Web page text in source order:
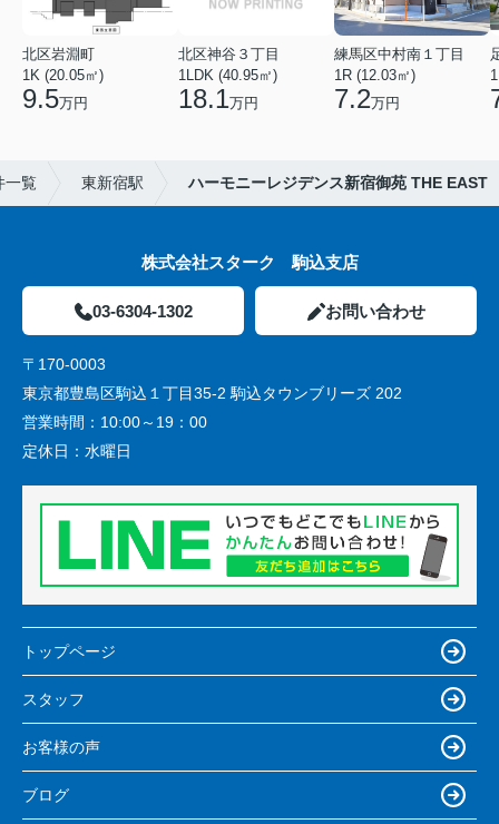
北区岩淵町
1K (20.05㎡)
9.5万円
北区神谷３丁目
1LDK (40.95㎡)
18.1万円
練馬区中村南１丁目
1R (12.03㎡)
7.2万円
一覧 東新宿駅 ハーモニーレジデンス新宿御苑 THE EAST
株式会社スターク 駒込支店
03-6304-1302 お問い合わせ
〒170-0003
東京都豊島区駒込１丁目35-2 駒込タウンブリーズ 202
営業時間： 10:00～19：00
定休日： 水曜日
トップページ
スタッフ
お客様の声
ブログ